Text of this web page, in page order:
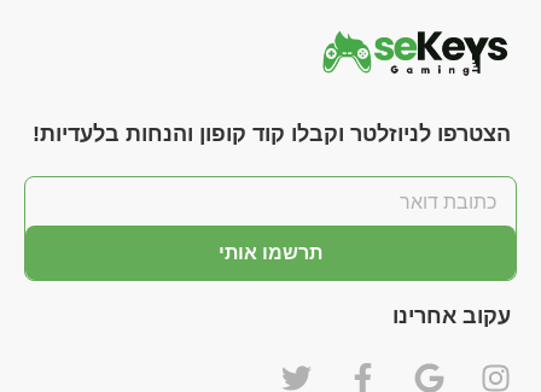
הצטרפו לניוזלטר וקבלו קוד קופון והנחות בלעדיות!
תרשמו אותי
עקוב אחרינו